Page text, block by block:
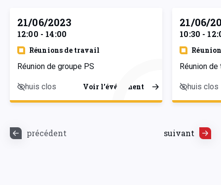
21/06/2023
12:00 - 14:00
Réunions de travail
Réunion de groupe PS
huis clos Voir l’événement
21/06/
10:30 -
Réunion
huis clos
précédent suivant